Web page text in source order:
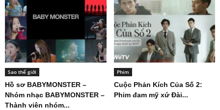
Sao thế giới
Hồ sơ BABYMONSTER –
Nhóm nhạc BABYMONSTER –
Thành viên nhóm...
Phim
Cuộc Phản Kích Của Số 2:
Phim đam mỹ xứ Đài...